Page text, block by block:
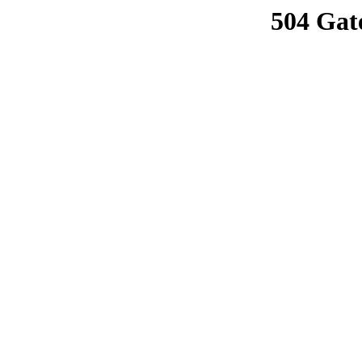
504